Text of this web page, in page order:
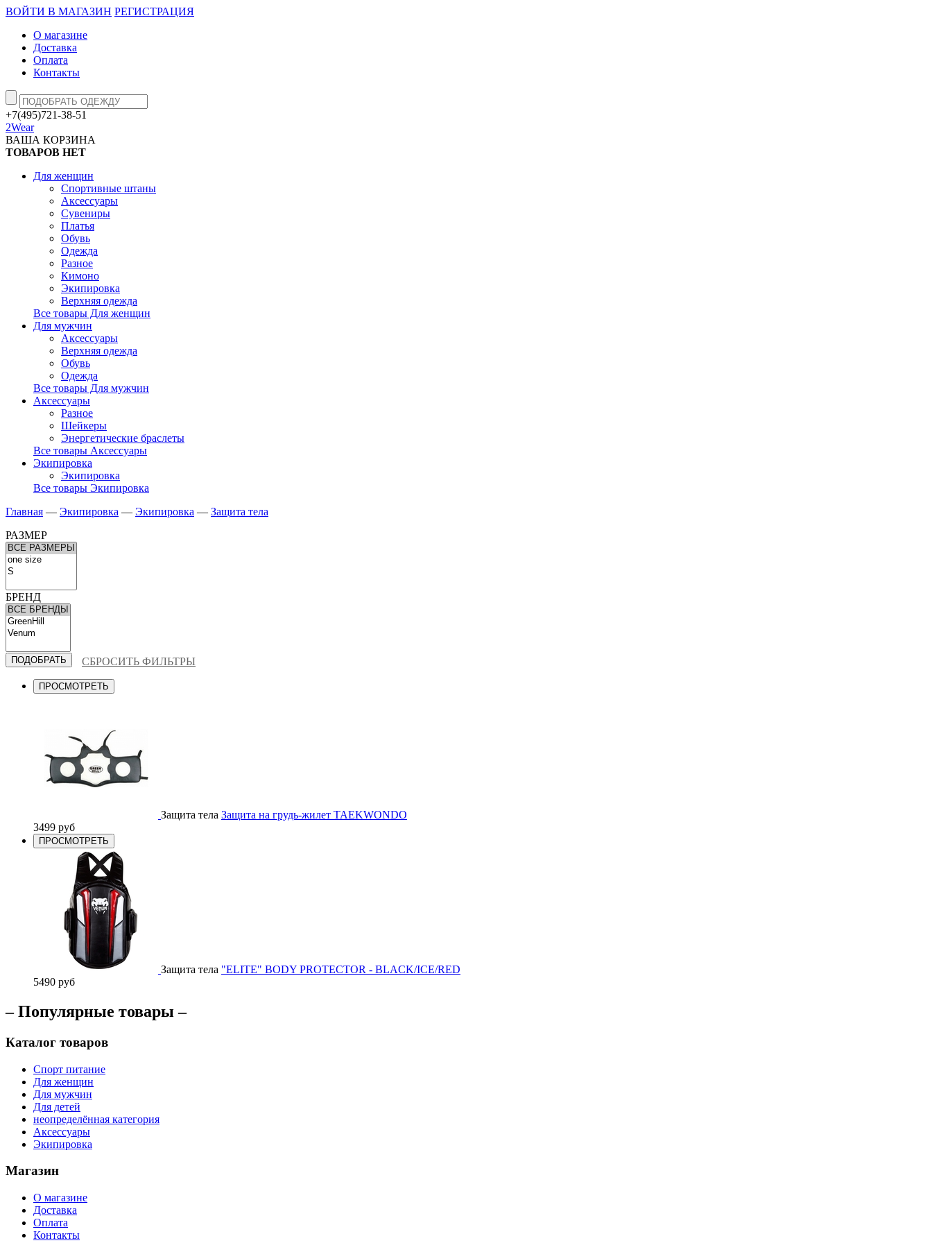
ВОЙТИ В МАГАЗИН РЕГИСТРАЦИЯ
О магазине
Доставка
Оплата
Контакты
+7(495)721-38-51
2Wear
ВАША КОРЗИНА
ТОВАРОВ НЕТ
Для женщин
Спортивные штаны
Аксессуары
Сувениры
Платья
Обувь
Одежда
Разное
Кимоно
Экипировка
Верхняя одежда
Все товары Для женщин
Для мужчин
Аксессуары
Верхняя одежда
Обувь
Одежда
Все товары Для мужчин
Аксессуары
Разное
Шейкеры
Энергетические браслеты
Все товары Аксессуары
Экипировка
Экипировка
Все товары Экипировка
Главная — Экипировка — Экипировка — Защита тела
РАЗМЕР
БРЕНД
СБРОСИТЬ ФИЛЬТРЫ
ПРОСМОТРЕТЬ
Защита тела Защита на грудь-жилет TAEKWONDO
3499 руб
ПРОСМОТРЕТЬ
Защита тела "ELITE" BODY PROTECTOR - BLACK/ICE/RED
5490 руб
– Популярные товары –
Каталог товаров
Спорт питание
Для женщин
Для мужчин
Для детей
неопределённая категория
Аксессуары
Экипировка
Магазин
О магазине
Доставка
Оплата
Контакты